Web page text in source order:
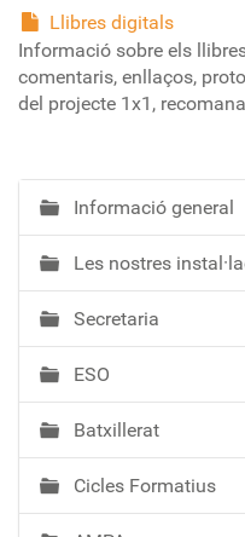
Llibres digitals
Informació sobre els
comentaris, enllaços,
del projecte 1x1,
N
a
v
e
g
a
c
ó
Informació general
Les nostres
Secretaria
ESO
Batxillerat
Cicles Formatius